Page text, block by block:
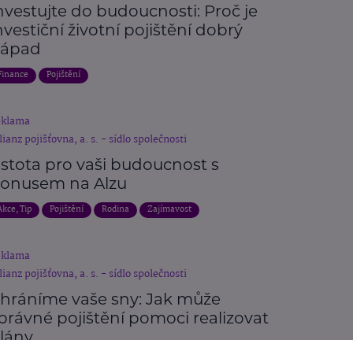
do budoucnosti: Proč je
životní pojištění dobrý
Pojištění
pojišťovna, a. s. - sídlo společnosti
pro vaši budoucnost s
na Alzu
Tip Pojištění Rodina Zajímavost
pojišťovna, a. s. - sídlo společnosti
vaše sny: Jak může
pojištění pomoci realizovat